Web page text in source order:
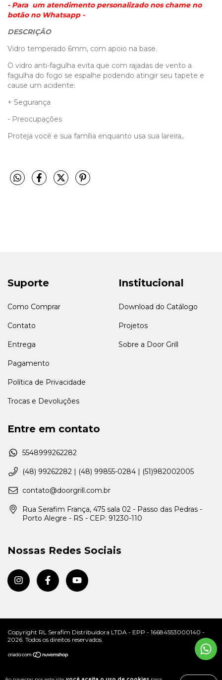
- Para um atendimento personalizado nos chame no
botão no Whatsapp -
DESCRIÇÃO
Vidro temperado 6mm, com apoio na base.
O vidro anti-fagulha evita que com rajadas de vento a
fagulha do fogo se espalhe podendo atingir seu tapete e
cause um acidente:
+ Segurança
- Preocupações
Proteja você e sua família enquanto usa sua lareira,.
Suporte
Como Comprar
Contato
Entrega
Pagamento
Política de Privacidade
Trocas e Devoluções
Institucional
Download do Catálogo
Projetos
Sobre a Door Grill
Entre em contato
5548999262282
(48) 99262282 | (48) 99855-0284 | (51)982002005
contato@doorgrill.com.br
Rua Serafim França, 475 sala 02 - Passo das Pedras -
Porto Alegre - RS - CEP: 91230-110
Nossas Redes Sociais
Copyright RL Serafim Distribuidora LTDA - EPP - 16684553000140 -
2026. Todos os direitos reservados.